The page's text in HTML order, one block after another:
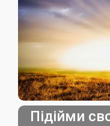
Підійми